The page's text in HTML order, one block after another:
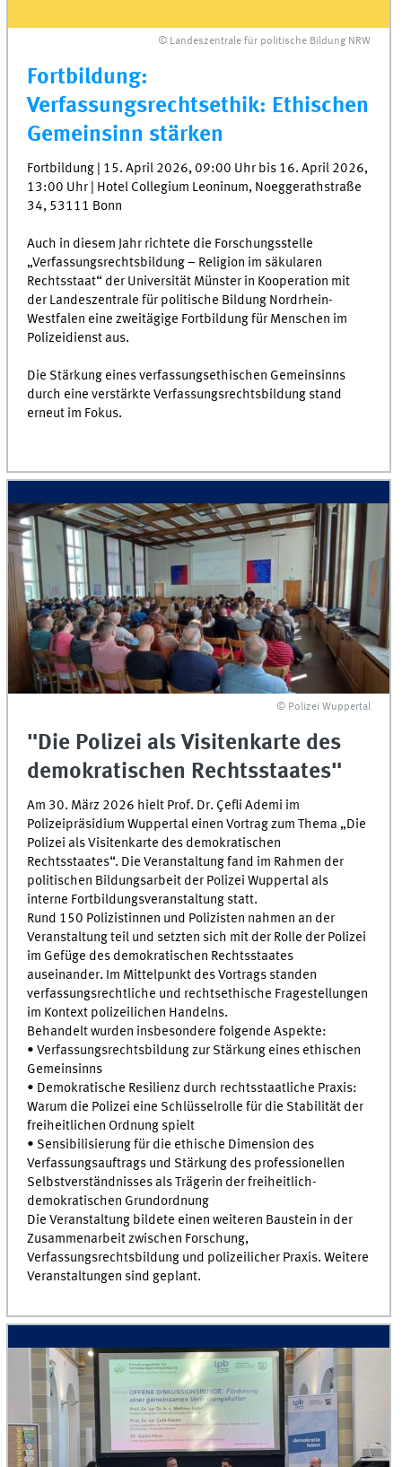
© Landeszentrale für politische Bildung NRW
Fortbildung:
Verfassungsrechtsethik: Ethischen
Gemeinsinn stärken
Fortbildung | 15. April 2026, 09:00 Uhr bis 16. April 2026,
13:00 Uhr | Hotel Collegium Leoninum, Noeggerathstraße
34, 53111 Bonn
Auch in diesem Jahr richtete die Forschungsstelle
„Verfassungsrechtsbildung – Religion im säkularen
Rechtsstaat“ der Universität Münster in Kooperation mit
der Landeszentrale für politische Bildung Nordrhein-
Westfalen eine zweitägige Fortbildung für Menschen im
Polizeidienst aus.
Die Stärkung eines verfassungsethischen Gemeinsinns
durch eine verstärkte Verfassungsrechtsbildung stand
erneut im Fokus.
© Polizei Wuppertal
"Die Polizei als Visitenkarte des
demokratischen Rechtsstaates"
Am 30. März 2026 hielt Prof. Dr. Çefli Ademi im
Polizeipräsidium Wuppertal einen Vortrag zum Thema „Die
Polizei als Visitenkarte des demokratischen
Rechtsstaates“. Die Veranstaltung fand im Rahmen der
politischen Bildungsarbeit der Polizei Wuppertal als
interne Fortbildungsveranstaltung statt.
Rund 150 Polizistinnen und Polizisten nahmen an der
Veranstaltung teil und setzten sich mit der Rolle der Polizei
im Gefüge des demokratischen Rechtsstaates
auseinander. Im Mittelpunkt des Vortrags standen
verfassungsrechtliche und rechtsethische Fragestellungen
im Kontext polizeilichen Handelns.
Behandelt wurden insbesondere folgende Aspekte:
• Verfassungsrechtsbildung zur Stärkung eines ethischen
Gemeinsinns
• Demokratische Resilienz durch rechtsstaatliche Praxis:
Warum die Polizei eine Schlüsselrolle für die Stabilität der
freiheitlichen Ordnung spielt
• Sensibilisierung für die ethische Dimension des
Verfassungsauftrags und Stärkung des professionellen
Selbstverständnisses als Trägerin der freiheitlich-
demokratischen Grundordnung
Die Veranstaltung bildete einen weiteren Baustein in der
Zusammenarbeit zwischen Forschung,
Verfassungsrechtsbildung und polizeilicher Praxis. Weitere
Veranstaltungen sind geplant.